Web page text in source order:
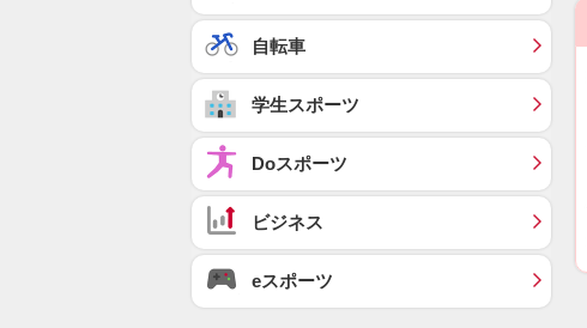
自転車
学生スポーツ
Doスポーツ
ビジネス
eスポーツ